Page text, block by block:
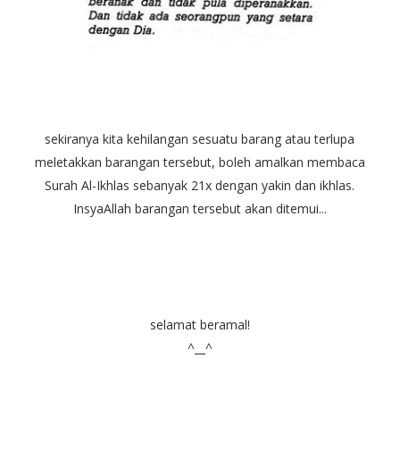
sekiranya kita kehilangan sesuatu barang atau terlupa
meletakkan barangan tersebut, boleh amalkan membaca
Surah Al-Ikhlas sebanyak 21x dengan yakin dan ikhlas.
InsyaAllah barangan tersebut akan ditemui...
selamat beramal!
^__^